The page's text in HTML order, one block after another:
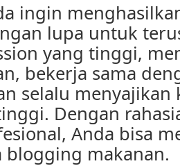
ingin
lupa untuk
yang tinggi,
bekerja sama
selalu menyajikan
Dengan
Anda bisa
blogging makanan.